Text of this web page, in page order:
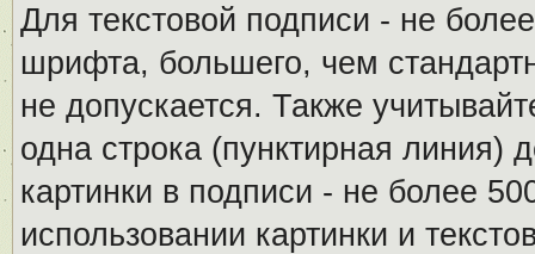
Для текстовой подписи - не
шрифта, большего, чем
не допускается. Также
одна строка (пунктирная линия)
картинки в подписи - не более
использовании картинки и